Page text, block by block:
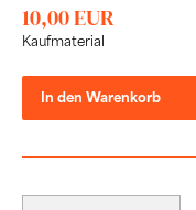
10,00 EUR
Kaufmaterial
In den Warenkorb